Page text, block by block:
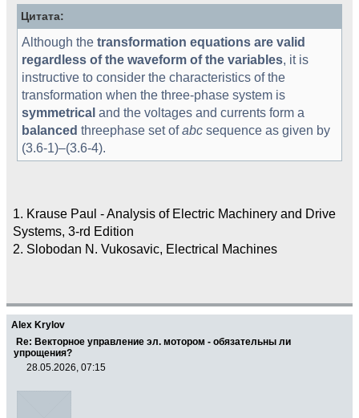
Цитата:
Although the transformation equations are valid
regardless of the waveform of the variables, it is
instructive to consider the characteristics of the
transformation when the three-phase system is
symmetrical and the voltages and currents form a
balanced threephase set ofabc sequence as given by
(3.6-1)–(3.6-4).
1. Krause Paul - Analysis of Electric Machinery and Drive
Systems, 3-rd Edition
2. Slobodan N. Vukosavic, Electrical Machines
Alex Krylov
Re: Векторное управление эл. мотором - обязательны ли
упрощения?
28.05.2026, 07:15